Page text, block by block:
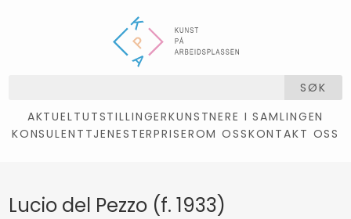
SØK
AKTUELTUTSTILLINGERKUNSTNERE I SAMLINGEN
KONSULENTTJENESTERPRISEROM OSSKONTAKT OSS
Lucio del Pezzo (f. 1933)